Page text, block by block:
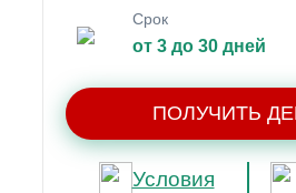
Срок
от 3 до 30 дней
ПОЛУЧИТЬ
Условия